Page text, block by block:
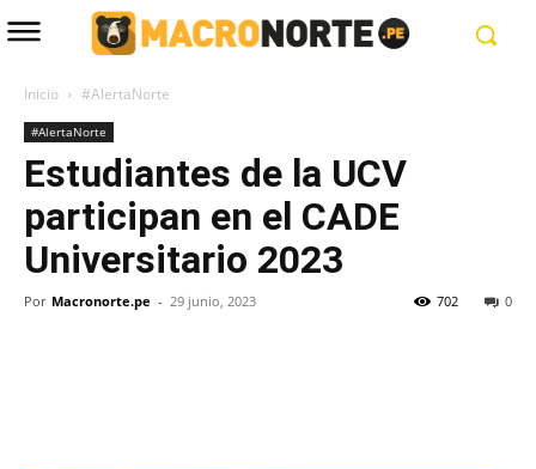
Inicio #AlertaNorte
#AlertaNorte
Estudiantes de la UCV
participan en el CADE
Universitario 2023
Por Macronorte.pe - 29 junio, 2023 0
702